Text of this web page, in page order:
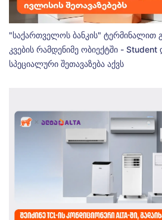
"საქართველოს ბანკის" ტერმინალით
კვების რამდენიმე ობიექტში -
სპეციალური შეთავაზება აქვს